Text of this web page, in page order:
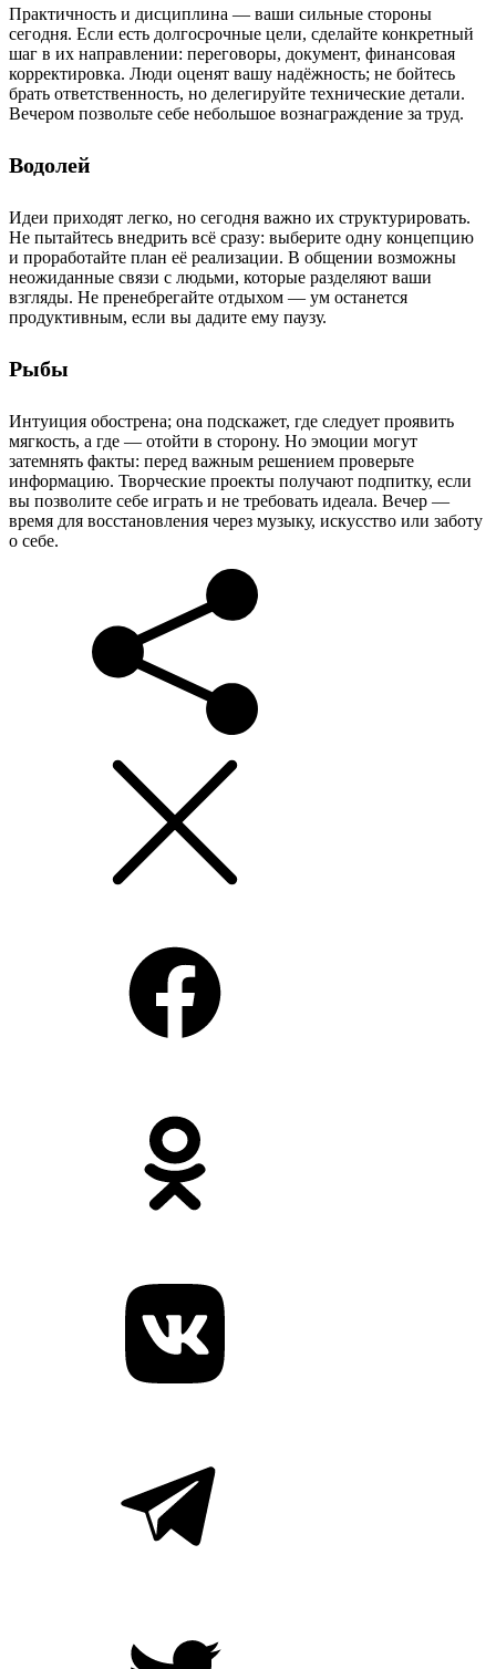
Практичность и дисциплина — ваши сильные стороны
сегодня. Если есть долгосрочные цели, сделайте конкретный
шаг в их направлении: переговоры, документ, финансовая
корректировка. Люди оценят вашу надёжность; не бойтесь
брать ответственность, но делегируйте технические детали.
Вечером позвольте себе небольшое вознаграждение за труд.
Водолей
Идеи приходят легко, но сегодня важно их структурировать.
Не пытайтесь внедрить всё сразу: выберите одну концепцию
и проработайте план её реализации. В общении возможны
неожиданные связи с людьми, которые разделяют ваши
взгляды. Не пренебрегайте отдыхом — ум останется
продуктивным, если вы дадите ему паузу.
Рыбы
Интуиция обострена; она подскажет, где следует проявить
мягкость, а где — отойти в сторону. Но эмоции могут
затемнять факты: перед важным решением проверьте
информацию. Творческие проекты получают подпитку, если
вы позволите себе играть и не требовать идеала. Вечер —
время для восстановления через музыку, искусство или заботу
о себе.